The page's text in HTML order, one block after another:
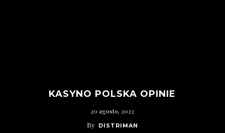
KASYNO POLSKA OPINIE
20 agosto, 2022
By DISTRIMAN